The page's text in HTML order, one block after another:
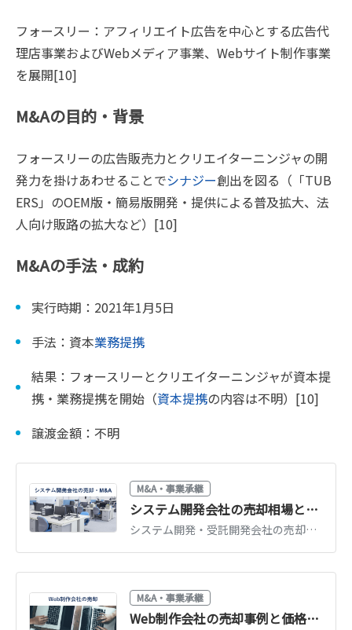
フォースリー：アフィリエイト広告を中心とする広告代
理店事業およびWebメディア事業、Webサイト制作事業
を展開[10]
M&Aの目的・背景
フォースリーの広告販売力とクリエイターニンジャの開
発力を掛けあわせることでシナジー創出を図る（「TUB
ERS」のOEM版・簡易版開発・提供による普及拡大、法
人向け販路の拡大など）[10]
M&Aの手法・成約
実行時期：2021年1月5日
手法：資本業務提携
結果：フォースリーとクリエイターニンジャが資本提
携・業務提携を開始（資本提携の内容は不明）[10]
譲渡金額：不明
M&A・事業承継
システム開発会社の売却相場とM&A事例｜受託開発の評価ポイント
システム開発・受託開発会社の売却相場（営業利益の倍率＋エンジニア価値）と最新M&A事例を解説。評価されやすい会社の特徴、売却の進め方を紹介します。
M&A・事業承継
Web制作会社の売却事例と価格相場｜評価されるポイント【2026年版】